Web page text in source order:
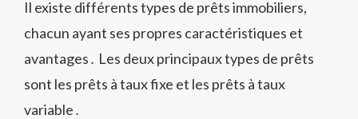
Il existe différents types de prêts immobiliers,
chacun ayant ses propres caractéristiques et
avantages․ Les deux principaux types de prêts
sont les prêts à taux fixe et les prêts à taux
variable․